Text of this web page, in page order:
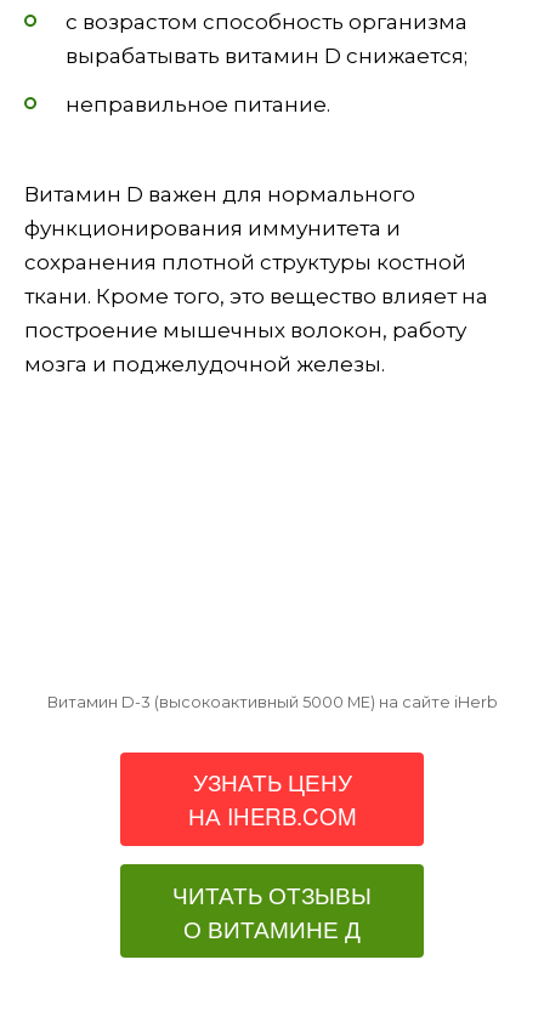
с возрастом способность организма
вырабатывать витамин D снижается;
неправильное питание.
Витамин D важен для нормального
функционирования иммунитета и
сохранения плотной структуры костной
ткани. Кроме того, это вещество влияет на
построение мышечных волокон, работу
мозга и поджелудочной железы.
Витамин D-3 (высокоактивный 5000 МЕ) на сайте iHerb
УЗНАТЬ ЦЕНУ
НА IHERB.COM
ЧИТАТЬ ОТЗЫВЫ
О ВИТАМИНЕ Д